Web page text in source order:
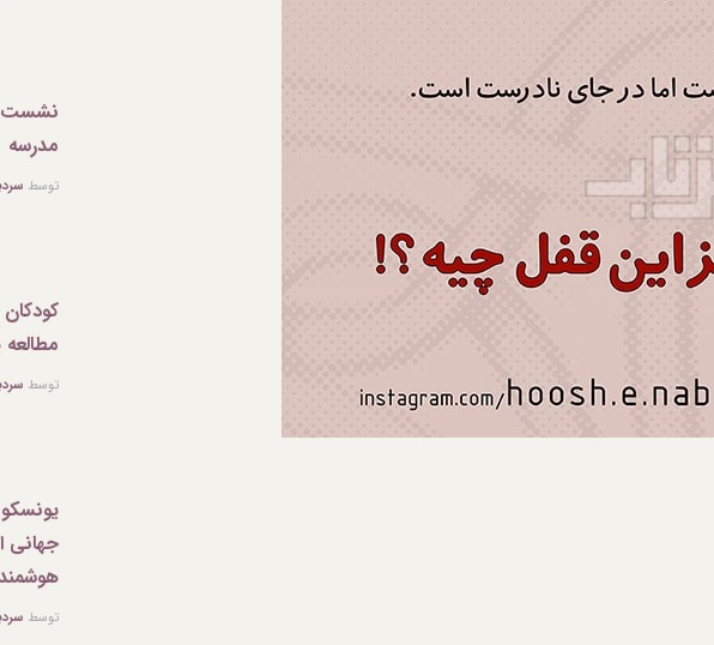
نشست
مدرسه
توسط
توسط
جهانی
توسط